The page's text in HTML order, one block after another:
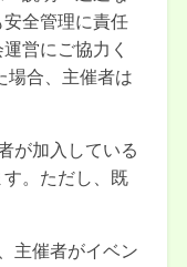
全管理に責任
営にご協力く
場合、主催者は
が加入している
。ただし、既
主催者がイベン